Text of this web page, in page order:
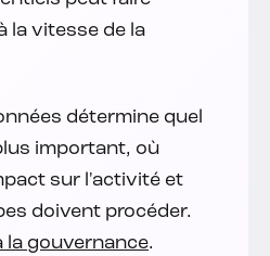
la vitesse de la
détermine quel
important, où
sur l'activité et
doivent procéder.
la gouvernance.